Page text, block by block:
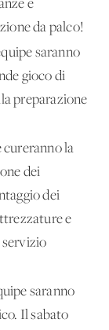
e
da palco!
saranno
gioco di
preparazione
cureranno la
dei
dei
e
servizio
saranno
Il sabato